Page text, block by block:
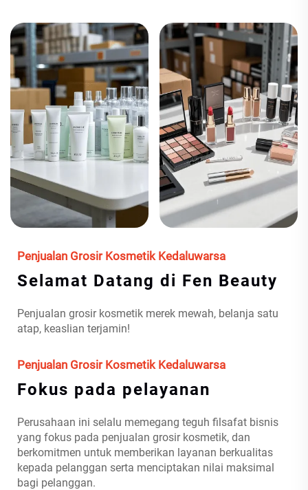
Penjualan Grosir Kosmetik Kedaluwarsa
Selamat Datang di Fen Beauty
Penjualan grosir kosmetik merek mewah, belanja satu
atap, keaslian terjamin!
Penjualan Grosir Kosmetik Kedaluwarsa
Fokus pada pelayanan
Perusahaan ini selalu memegang teguh filsafat bisnis
yang fokus pada penjualan grosir kosmetik, dan
berkomitmen untuk memberikan layanan berkualitas
kepada pelanggan serta menciptakan nilai maksimal
bagi pelanggan.